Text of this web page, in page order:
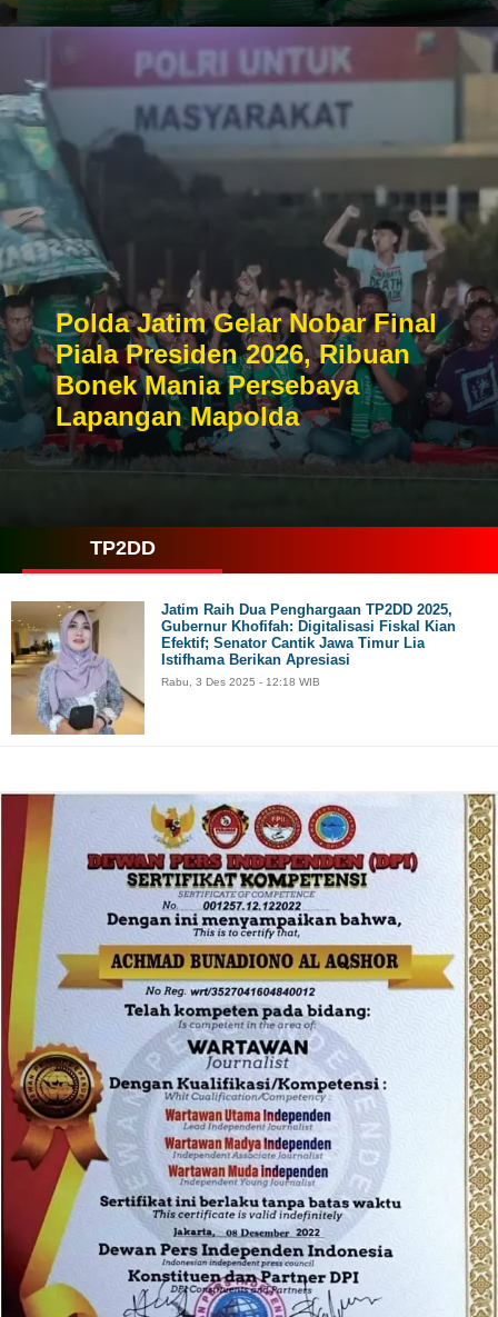
Polda Jatim Gelar Nobar Final
Piala Presiden 2026, Ribuan
Bonek Mania Persebaya
Lapangan Mapolda
TP2DD
Jatim Raih Dua Penghargaan TP2DD 2025,
Gubernur Khofifah: Digitalisasi Fiskal Kian
Efektif; Senator Cantik Jawa Timur Lia
Istifhama Berikan Apresiasi
Rabu, 3 Des 2025 - 12:18 WIB